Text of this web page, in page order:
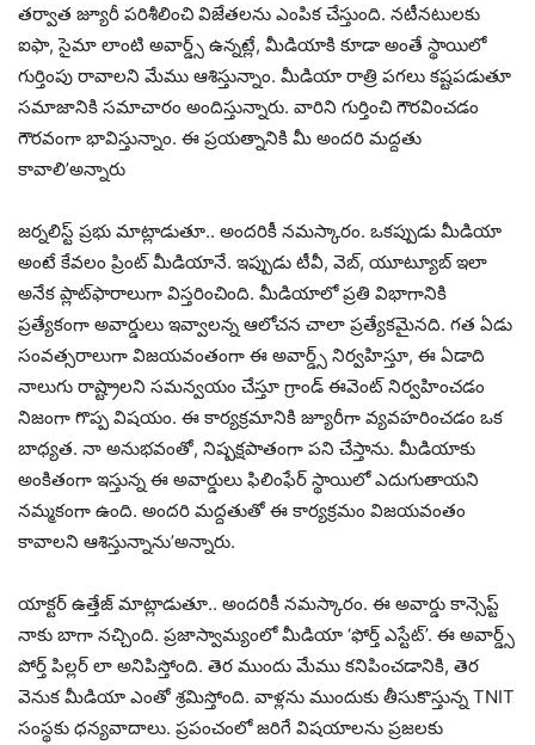
తర్వాత జ్యూరీ పరిశీలించి విజేతలను ఎంపిక చేస్తుంది. నటీనటులకు
ఐఫా, సైమా లాంటి అవార్డ్స్ ఉన్నట్లే, మీడియాకి కూడా అంతే స్థాయిలో
గుర్తింపు రావాలని మేము ఆశిస్తున్నాం. మీడియా రాత్రి పగలు కష్టపడుతూ
సమాజానికి సమాచారం అందిస్తున్నారు. వారిని గుర్తించి గౌరవించడం
గౌరవంగా భావిస్తున్నాం. ఈ ప్రయత్నానికి మీ అందరి మద్దతు
కావాలి’అన్నారు
జర్నలిస్ట్ ప్రభు మాట్లాడుతూ.. అందరికీ నమస్కారం. ఒకప్పుడు మీడియా
అంటే కేవలం ప్రింట్ మీడియానే. ఇప్పుడు టీవీ, వెబ్, యూట్యూబ్ ఇలా
అనేక ప్లాట్‌ఫారాలుగా విస్తరించింది. మీడియాలో ప్రతి విభాగానికి
ప్రత్యేకంగా అవార్డులు ఇవ్వాలన్న ఆలోచన చాలా ప్రత్యేకమైనది. గత ఏడు
సంవత్సరాలుగా విజయవంతంగా ఈ అవార్డ్స్ నిర్వహిస్తూ, ఈ ఏడాది
నాలుగు రాష్ట్రాలని సమన్వయం చేస్తూ గ్రాండ్ ఈవెంట్ నిర్వహించడం
నిజంగా గొప్ప విషయం. ఈ కార్యక్రమానికి జ్యూరీగా వ్యవహరించడం ఒక
బాధ్యత. నా అనుభవంతో, నిష్పక్షపాతంగా పని చేస్తాను. మీడియాకు
అంకితంగా ఇస్తున్న ఈ అవార్డులు ఫిలింఫేర్ స్థాయిలో ఎదుగుతాయని
నమ్మకంగా ఉంది. అందరి మద్దతుతో ఈ కార్యక్రమం విజయవంతం
కావాలని ఆశిస్తున్నాను’అన్నారు.
యాక్టర్ ఉత్తేజ్ మాట్లాడుతూ.. అందరికీ నమస్కారం. ఈ అవార్డు కాన్సెప్ట్
నాకు బాగా నచ్చింది. ప్రజాస్వామ్యంలో మీడియా ‘ఫోర్త్ ఎస్టేట్’. ఈ అవార్డ్స్
పోర్త్ పిల్లర్ లా అనిపిస్తోంది. తెర ముందు మేము కనిపించడానికి, తెర
వెనుక మీడియా ఎంతో శ్రమిస్తోంది. వాళ్లను ముందుకు తీసుకొస్తున్న TNIT
సంస్థకు ధన్యవాదాలు. ప్రపంచంలో జరిగే విషయాలను ప్రజలకు